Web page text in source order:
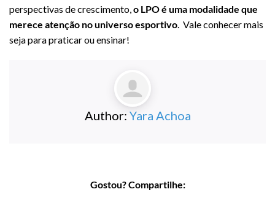
perspectivas de crescimento, o LPO é uma modalidade que
merece atenção no universo esportivo . Vale conhecer mais
seja para praticar ou ensinar!
Author: Yara Achoa
Gostou? Compartilhe: